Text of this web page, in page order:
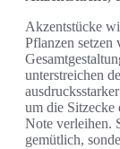
Akzentstücke
Pflanzen
unterstreichen
um die Sitzecke
Note verleihen.
gemütlich,